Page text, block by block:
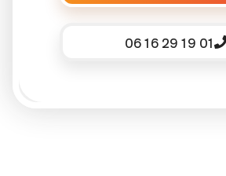
06 16 29 19 01